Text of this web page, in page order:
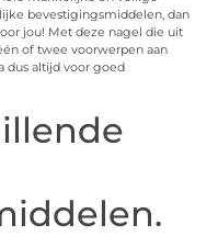
bevestigingsmiddelen, dan
jou! Met deze nagel die uit
of twee voorwerpen aan
dus altijd voor goed